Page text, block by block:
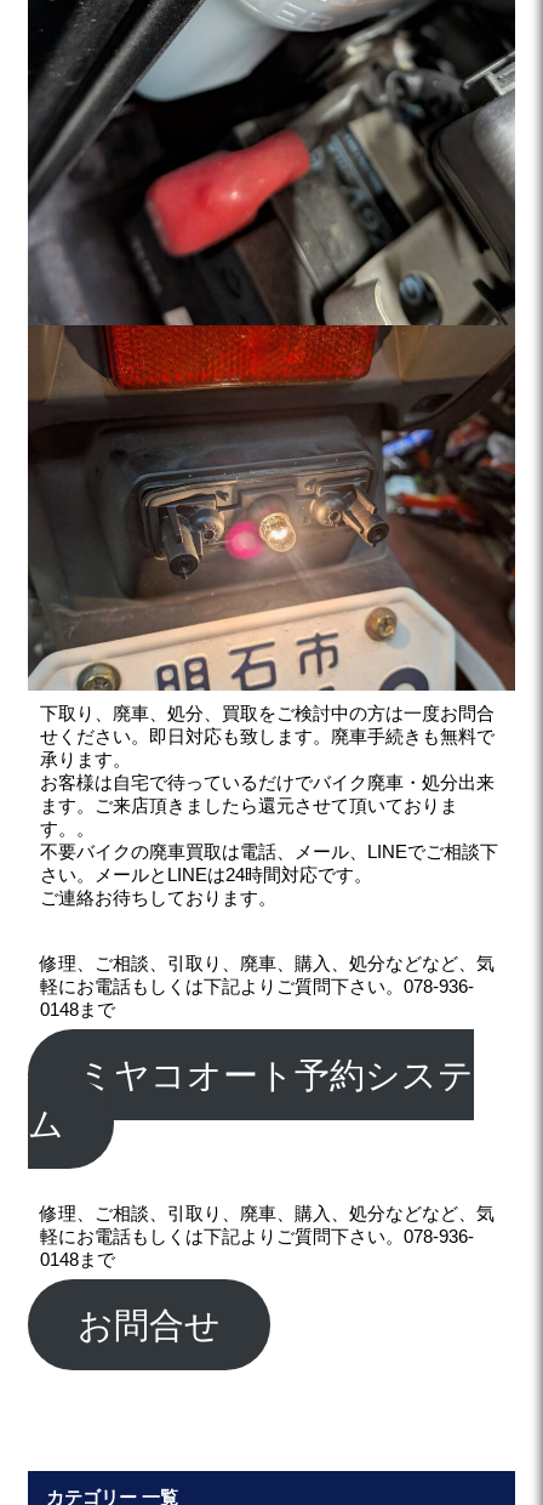
下取り、廃車、処分、買取をご検討中の方は一度お問合
せください。即日対応も致します。廃車手続きも無料で
承ります。
お客様は自宅で待っているだけでバイク廃車・処分出来
ます。ご来店頂きましたら還元させて頂いておりま
す。。
不要バイクの廃車買取は電話、メール、LINEでご相談下
さい。メールとLINEは24時間対応です。
ご連絡お待ちしております。
修理、ご相談、引取り、廃車、購入、処分などなど、気
軽にお電話もしくは下記よりご質問下さい。078-936-
0148まで
ミヤコオート予約システ
ム
修理、ご相談、引取り、廃車、購入、処分などなど、気
軽にお電話もしくは下記よりご質問下さい。078-936-
0148まで
お問合せ
カテゴリー 一覧